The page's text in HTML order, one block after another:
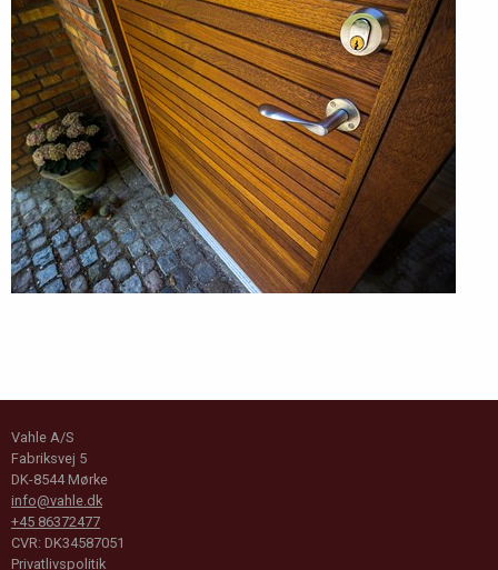
Vahle A/S
Fabriksvej 5
DK-8544 Mørke
info@vahle.dk
+45 86372477
CVR: DK34587051
Privatlivspolitik